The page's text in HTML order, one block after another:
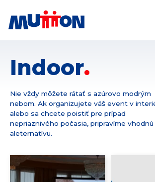
Indoor
Nie vždy môžete rátať s azúrovo modrým
nebom. Ak organizujete váš event v
alebo sa chcete poistiť pre prípad
nepriaznivého počasia, pripravíme vhodnú
aleternatívu.